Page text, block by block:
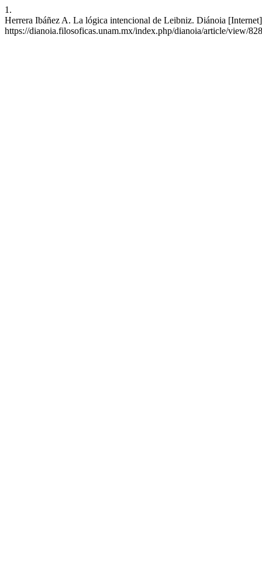
1.
Herrera Ibáñez A. La lógica intencional de Leibniz. Diánoia
https://dianoia.filosoficas.unam.mx/index.php/dianoia/article/view/828